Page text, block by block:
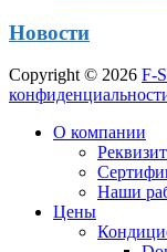
Новости
Copyright © 2026 F-
вверх
О компании
Наши
Цены